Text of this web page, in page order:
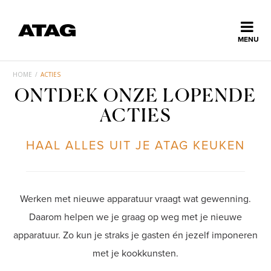
MENU
Home
Inspiratie
HOME / ACTIES
ONTDEK ONZE LOPENDE
ACTIES
HAAL ALLES UIT JE ATAG KEUKEN
Werken met nieuwe apparatuur vraagt wat gewenning.
Daarom helpen we je graag op weg met je nieuwe
apparatuur. Zo kun je straks je gasten én jezelf imponeren
met je kookkunsten.